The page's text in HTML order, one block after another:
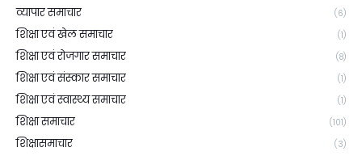
व्यापार समाचार (6)
शिक्षा एवं खेल समाचार (1)
शिक्षा एवं रोजगार समाचार (8)
शिक्षा एवं संस्कार समाचार (1)
शिक्षा एवं स्वास्थ्य समाचार (1)
शिक्षा समाचार (101)
शिक्षासमाचार (3)